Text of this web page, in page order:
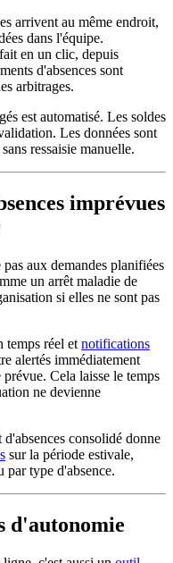
arrivent au même endroit,
dans l'équipe.
en un clic, depuis
d'absences sont
arbitrages.
est automatisé. Les soldes
Les données sont
ressaisie manuelle.
imprévues
aux demandes planifiées
un arrêt maladie de
si elles ne sont pas
temps réel et notifications
alertés immédiatement
Cela laisse le temps
ne devienne
consolidé donne
sur la période estivale,
par type d'absence.
d'autonomie